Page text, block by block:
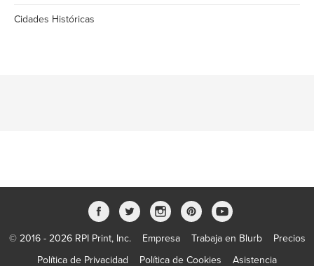
Cidades Históricas
© 2016 - 2026 RPI Print, Inc. Empresa Trabaja en Blurb
Precios
Política de Privacidad
Política de Cookies Asistencia